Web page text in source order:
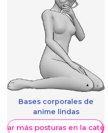
Bases corporales de
anime lindas
más posturas en la